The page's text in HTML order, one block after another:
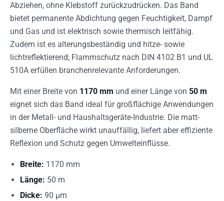
Abziehen, ohne Klebstoff zurückzudrücken. Das Band
bietet permanente Abdichtung gegen Feuchtigkeit, Dampf
und Gas und ist elektrisch sowie thermisch leitfähig.
Zudem ist es alterungsbeständig und hitze- sowie
lichtreflektierend; Flammschutz nach DIN 4102 B1 und UL
510A erfüllen branchenrelevante Anforderungen.
Mit einer Breite von 1170 mm und einer Länge von 50 m
eignet sich das Band ideal für großflächige Anwendungen
in der Metall- und Haushaltsgeräte-Industrie. Die matt-
silberne Oberfläche wirkt unauffällig, liefert aber effiziente
Reflexion und Schutz gegen Umwelteinflüsse.
Breite: 1170 mm
Länge: 50 m
Dicke: 90 µm